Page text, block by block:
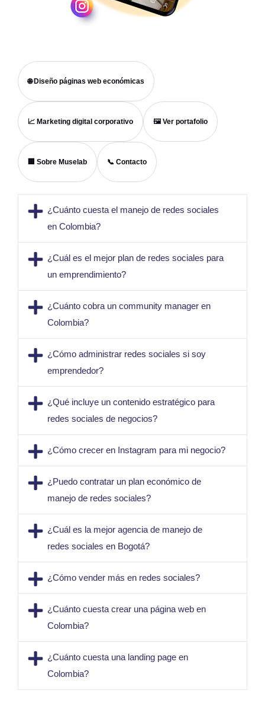
🌐 Diseño páginas web económicas
📈 Marketing digital corporativo 🖼️ Ver portafolio
🏢 Sobre Muselab 📞 Contacto
¿Cuánto cuesta el manejo de redes sociales
en Colombia?
¿Cuál es el mejor plan de redes sociales para
un emprendimiento?
¿Cuánto cobra un community manager en
Colombia?
¿Cómo administrar redes sociales si soy
emprendedor?
¿Qué incluye un contenido estratégico para
redes sociales de negocios?
¿Cómo crecer en Instagram para mi negocio?
¿Puedo contratar un plan económico de
manejo de redes sociales?
¿Cuál es la mejor agencia de manejo de
redes sociales en Bogotá?
¿Cómo vender más en redes sociales?
¿Cuánto cuesta crear una página web en
Colombia?
¿Cuánto cuesta una landing page en
Colombia?